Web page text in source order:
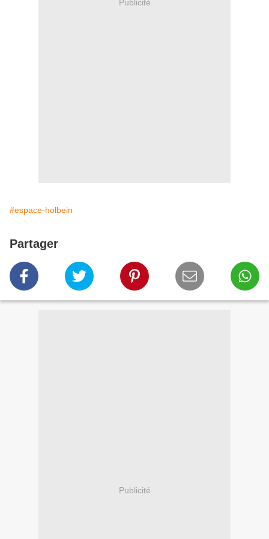
Publicité
#espace-holbein
Partager
Publicité